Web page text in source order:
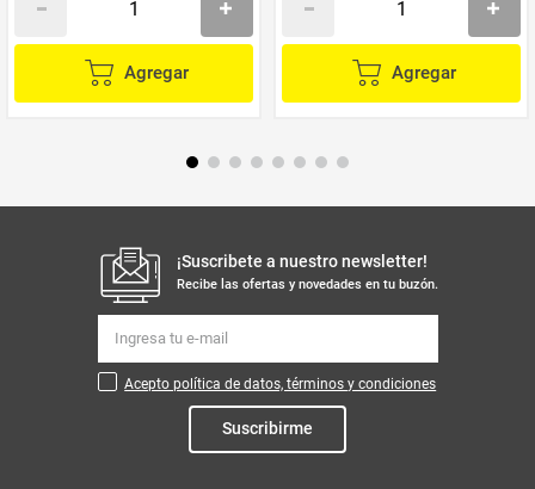
Agregar Agregar
¡Suscribete a nuestro newsletter!
Recibe las ofertas y novedades en tu buzón.
Acepto política de datos, términos y condiciones
Suscribirme